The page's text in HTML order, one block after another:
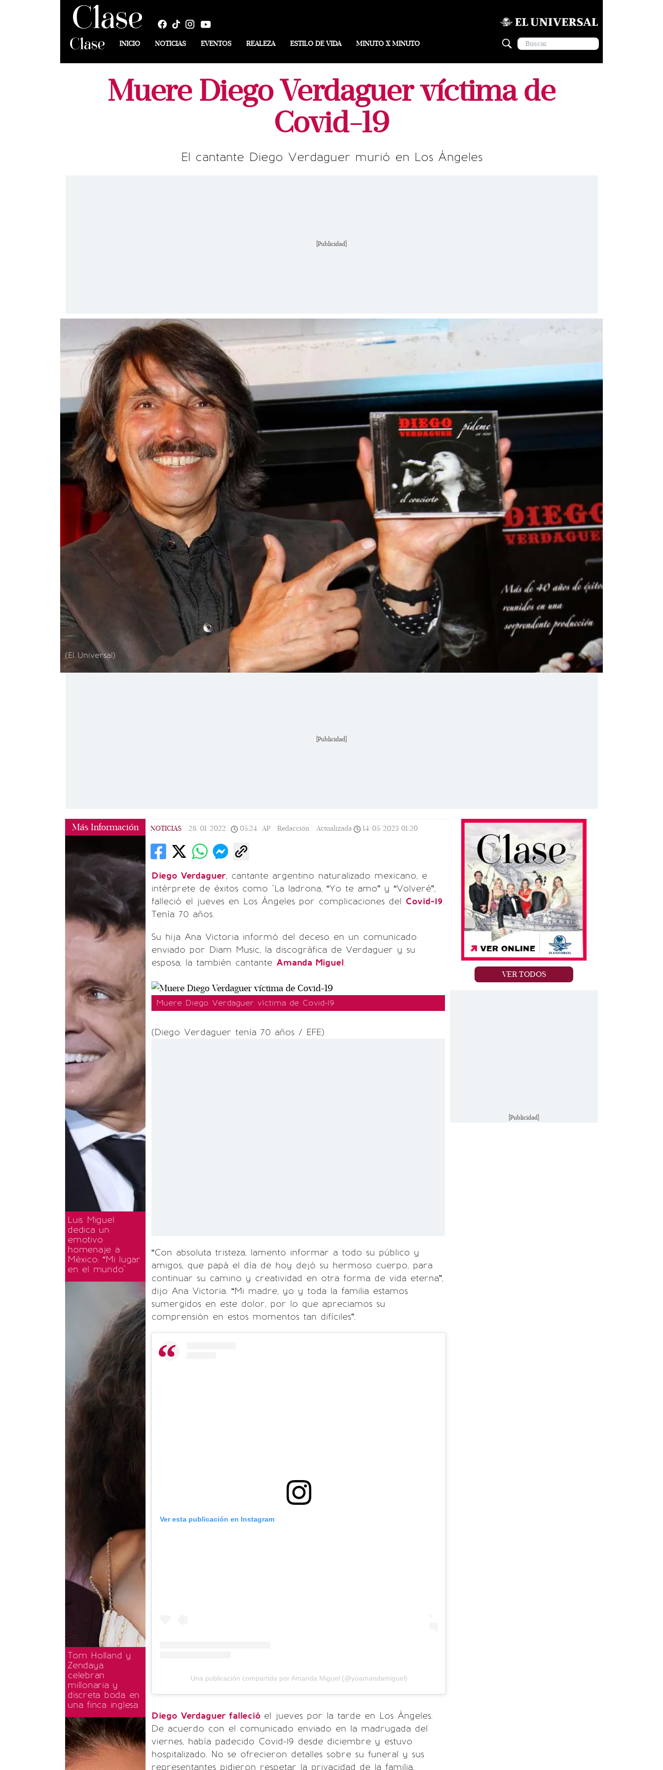
INICIO NOTICIAS EVENTOS REALEZA ESTILO DE VIDA MINUTO X MINUTO
Muere Diego Verdaguer víctima de
Covid-19
El cantante Diego Verdaguer murió en Los Ángeles
[Publicidad]
(El Universal)
[Publicidad]
Más Información
Luis Miguel
dedica un
emotivo
homenaje a
México: “Mi lugar
en el mundo"
Tom Holland y
Zendaya
celebran
millonaria y
discreta boda en
una finca inglesa
NOTICIAS 28/01/2022 05:24 AP / Redacción | Actualizada 14/05/2023 01:20
Diego Verdaguer, cantante argentino naturalizado mexicano, e
intérprete de éxitos como "La ladrona, “Yo te amo” y “Volveré”,
falleció el jueves en Los Ángeles por complicaciones del Covid-19.
Tenía 70 años.
Su hija Ana Victoria informó del deceso en un comunicado
enviado por Diam Music, la discográfica de Verdaguer y su
esposa, la también cantante Amanda Miguel.
Muere Diego Verdaguer víctima de Covid-19
(Diego Verdaguer tenía 70 años / EFE)
“Con absoluta tristeza, lamento informar a todo su público y
amigos, que papá el día de hoy dejó su hermoso cuerpo, para
continuar su camino y creatividad en otra forma de vida eterna”,
dijo Ana Victoria. “Mi madre, yo y toda la familia estamos
sumergidos en este dolor, por lo que apreciamos su
comprensión en estos momentos tan difíciles”.
Ver esta publicación en Instagram
Una publicación compartida por Amanda Miguel (@yoamandamiguel)
Diego Verdaguer falleció el jueves por la tarde en Los Ángeles.
De acuerdo con el comunicado enviado en la madrugada del
viernes, había padecido Covid-19 desde diciembre y estuvo
hospitalizado. No se ofrecieron detalles sobre su funeral y sus
representantes pidieron respetar la privacidad de la familia.
VER TODOS
[Publicidad]